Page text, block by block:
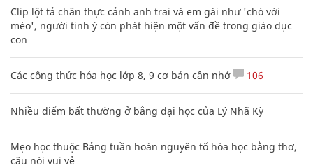
Clip lột tả chân thực cảnh anh trai và em gái như 'chó với
mèo', người tinh ý còn phát hiện một vấn đề trong giáo dục
con
Các công thức hóa học lớp 8, 9 cơ bản cần nhớ 106
Nhiều điểm bất thường ở bằng đại học của Lý Nhã Kỳ
Mẹo học thuộc Bảng tuần hoàn nguyên tố hóa học bằng thơ,
câu nói vui vẻ